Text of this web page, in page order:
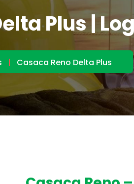
Plus |
Casaca Reno Delta Plus